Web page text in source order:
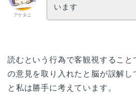
アケタニ
います
読むという行為で客観視すること
の意見を取り入れたと脳が誤解し
と私は勝手に考えています。